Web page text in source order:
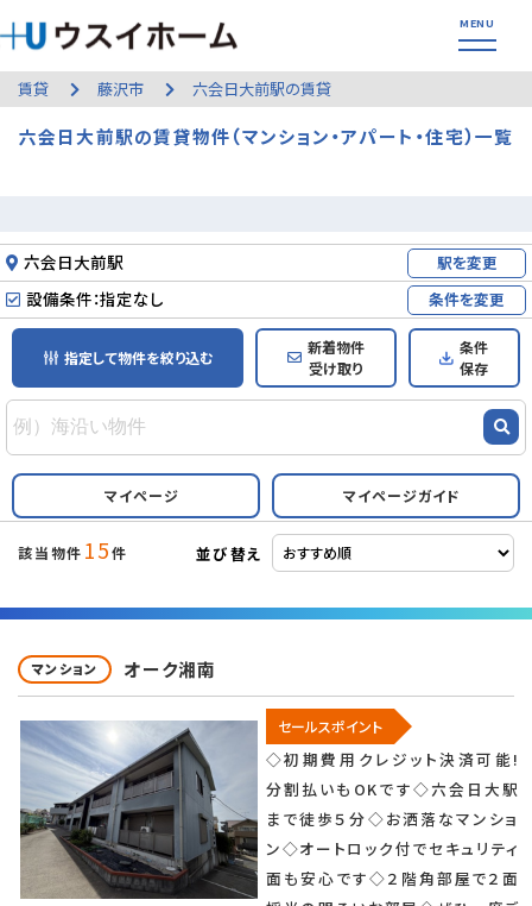
賃貸 藤沢市 六会日大前駅の賃貸
六会日大前駅の賃貸物件（マンション・アパート・住宅）一覧
六会日大前駅 駅を変更
設備条件：指定なし 条件を変更
指定して物件を絞り込む
新着物件
受け取り
条件
保存
マイページ マイページガイド
該当物件 15件 並び替え
マンション オーク湘南
セールスポイント
◇初期費用クレジット決済可能!
分割払いもOKです◇六会日大駅
まで徒歩５分◇お洒落なマンショ
ン◇オートロック付でセキュリティ
面も安心です◇２階角部屋で２面